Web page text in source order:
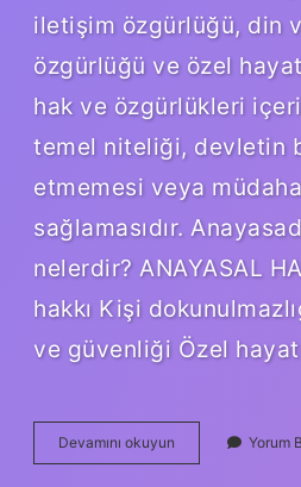
iletişim özgürlüğü, din
özgürlüğü ve özel
hak ve özgürlükleri
temel niteliği, devletin
etmemesi veya
sağlamasıdır.
nelerdir? ANAYASAL
hakkı Kişi
ve güvenliği Özel
Devamını okuyun
Hakları
Yorum